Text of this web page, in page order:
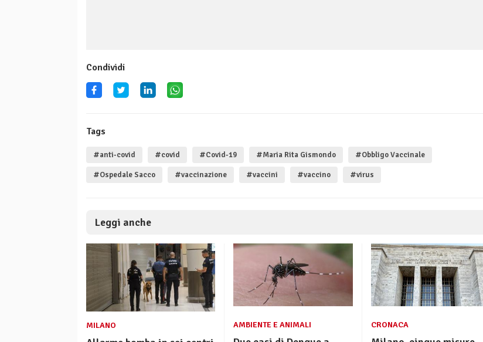
Condividi
Tags
#anti-covid #covid #Covid-19 #Maria Rita Gismondo #Obbligo Vaccinale
#Ospedale Sacco #vaccinazione #vaccini #vaccino #virus
Leggi anche
MILANO AMBIENTE E ANIMALI CRONACA